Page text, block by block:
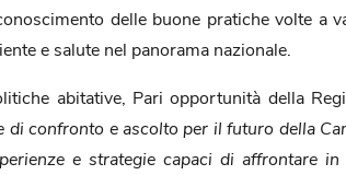
delle buone pratiche volte a
e salute nel panorama nazionale.
abitative, Pari opportunità della
confronto e ascolto per il futuro della
e strategie capaci di